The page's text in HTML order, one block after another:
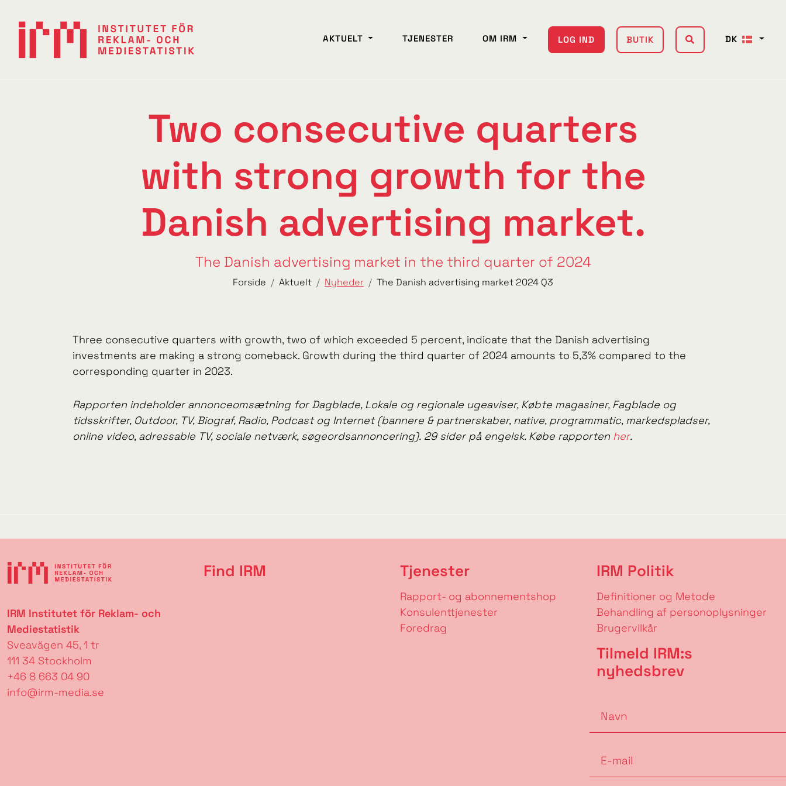
AKTUELT TJENESTER OM IRM LOG IND BUTIK DK
Two consecutive quarters
with strong growth for the
Danish advertising market.
The Danish advertising market in the third quarter of 2024
Forside Aktuelt Nyheder The Danish advertising market 2024 Q3
Three consecutive quarters with growth, two of which exceeded 5 percent, indicate that the Danish advertising
investments are making a strong comeback. Growth during the third quarter of 2024 amounts to 5,3% compared to the
corresponding quarter in 2023.
Rapporten indeholder annonceomsætning for Dagblade, Lokale og regionale ugeaviser, Købte magasiner, Fagblade og
tidsskrifter, Outdoor, TV, Biograf, Radio, Podcast og Internet (bannere & partnerskaber, native, programmatic, markedspladser,
online video, adressable TV, sociale netværk, søgeordsannoncering). 29 sider på engelsk. Købe rapporten her.
IRM Institutet för Reklam- och
Mediestatistik
Sveavägen 45, 1 tr
111 34 Stockholm
+46 8 663 04 90
info@irm-media.se
Find IRM Tjenester
Rapport- og abonnementshop
Konsulenttjenester
Foredrag
IRM Politik
Definitioner og Metode
Behandling af personoplysninger
Brugervilkår
Tilmeld IRM:s
nyhedsbrev